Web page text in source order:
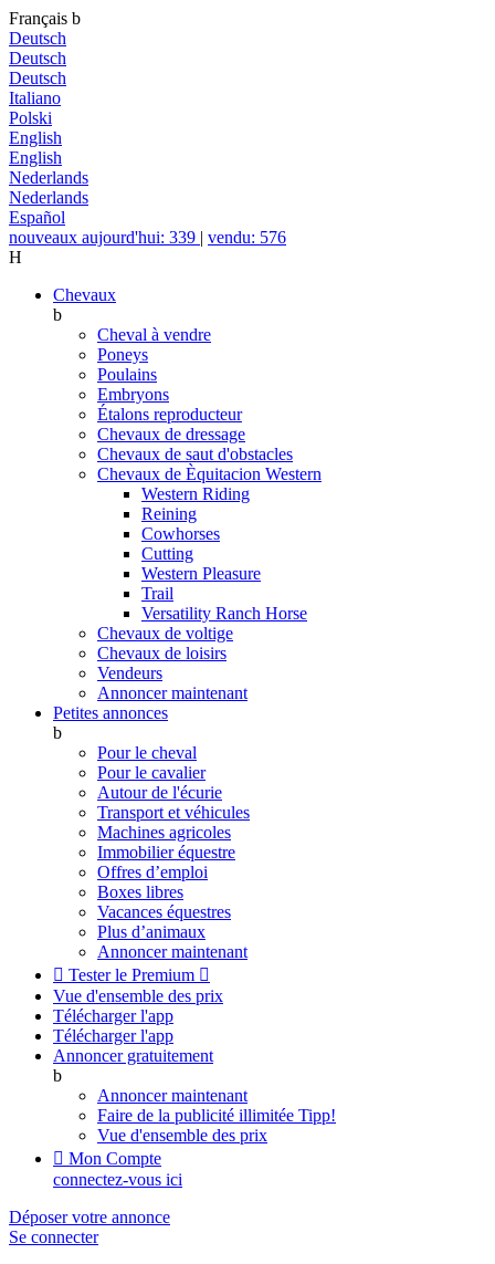
Français b
Deutsch
Deutsch
Deutsch
Italiano
Polski
English
English
Nederlands
Nederlands
Español
nouveaux aujourd'hui: 339 | vendu: 576
H
Chevaux
b
Cheval à vendre
Poneys
Poulains
Embryons
Étalons reproducteur
Chevaux de dressage
Chevaux de saut d'obstacles
Chevaux de Èquitacion Western
Western Riding
Reining
Cowhorses
Cutting
Western Pleasure
Trail
Versatility Ranch Horse
Chevaux de voltige
Chevaux de loisirs
Vendeurs
Annoncer maintenant
Petites annonces
b
Pour le cheval
Pour le cavalier
Autour de l'écurie
Transport et véhicules
Machines agricoles
Immobilier équestre
Offres d’emploi
Boxes libres
Vacances équestres
Plus d’animaux
Annoncer maintenant
 Tester le Premium 
Vue d'ensemble des prix
Télécharger l'app
Télécharger l'app
Annoncer gratuitement
b
Annoncer maintenant
Faire de la publicité illimitée Tipp!
Vue d'ensemble des prix
 Mon Compte
connectez-vous ici
Déposer votre annonce
Se connecter